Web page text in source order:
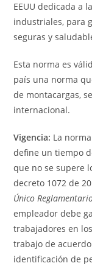
EEUU dedicada a
industriales, para
seguras y
Esta norma es
país una norma
de montacargas,
internacional.
Vigencia: La
define un tiempo
que no se supere
decreto 1072 de
Único
empleador debe
trabajadores en
trabajo de
identificación de